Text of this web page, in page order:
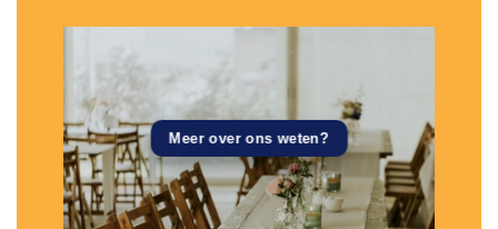
Meer over ons weten?